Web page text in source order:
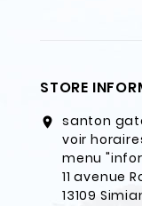
STORE
location_on
santon
voir
menu
11 avenue
13109